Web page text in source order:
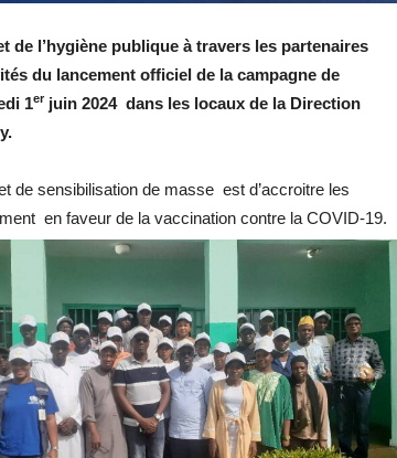
de l’hygiène publique à travers les partenaires
du lancement officiel de la campagne de
1er juin 2024 dans les locaux de la Direction
de sensibilisation de masse est d’accroitre les
en faveur de la vaccination contre la COVID-19.